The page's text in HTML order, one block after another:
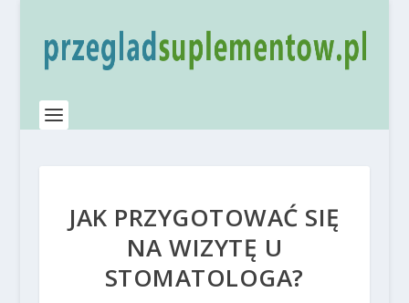
JAK PRZYGOTOWAĆ SIĘ
NA WIZYTĘ U
STOMATOLOGA?